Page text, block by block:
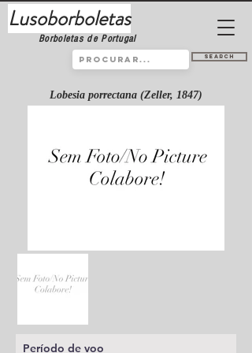
Lusoborboletas
Borboletas de Portugal
Search
Lobesia porrectana (Zeller, 1847)
Período de voo